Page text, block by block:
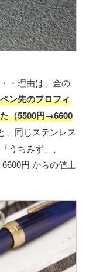
・理由は、金の
ン先のプロフィ
（5500円→6600
、同じステンレス
うちみず」、
円 からの値上